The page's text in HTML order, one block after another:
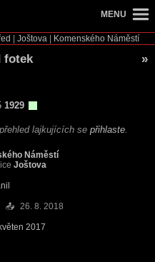
Joštova Komenského Náměstí
fotek »
1929
lajkujících se přihlaste
Náměstí
Joštova
📤 26. 8. 2018
květen 2017
MENU